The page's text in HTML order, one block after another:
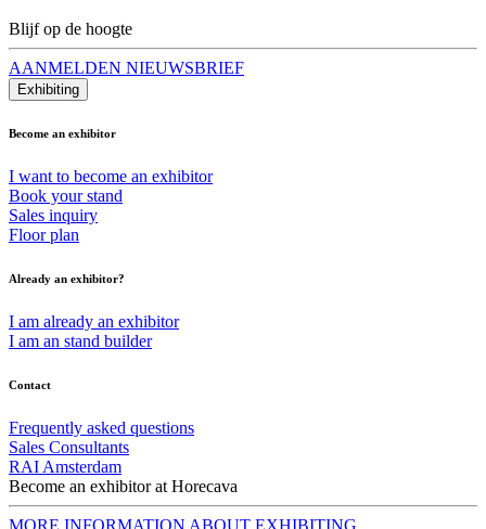
Blijf op de hoogte
AANMELDEN NIEUWSBRIEF
Exhibiting
Become an exhibitor
I want to become an exhibitor
Book your stand
Sales inquiry
Floor plan
Already an exhibitor?
I am already an exhibitor
I am an stand builder
Contact
Frequently asked questions
Sales Consultants
RAI Amsterdam
Become an exhibitor at Horecava